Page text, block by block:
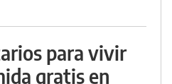
para vivir
gratis en